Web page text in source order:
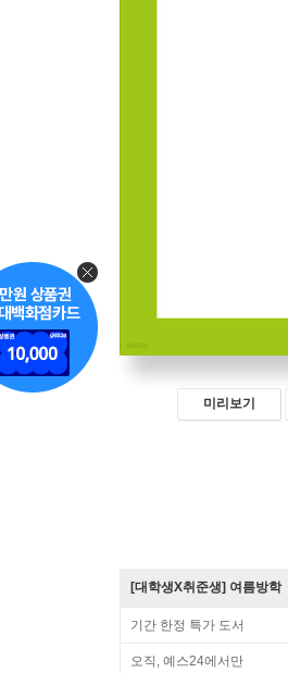
미리보기
[대학생X취준생] 여름방학
기간 한정 특가 도서
오직, 예스24에서만